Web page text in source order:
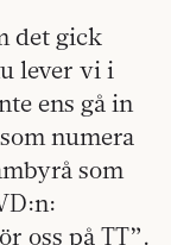
det gick
lever vi i
ens gå in
numera
som
oss på TT”.